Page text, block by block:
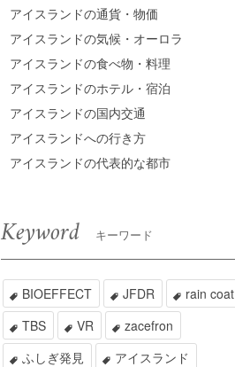
アイスランドの通貨・物価
アイスランドの気候・オーロラ
アイスランドの食べ物・料理
アイスランドのホテル・宿泊
アイスランドの国内交通
アイスランドへの行き方
アイスランドの代表的な都市
Keyword キーワード
BIOEFFECT JFDR
rain coat
TBS
VR
zacefron
ふしぎ発見
アイスランド